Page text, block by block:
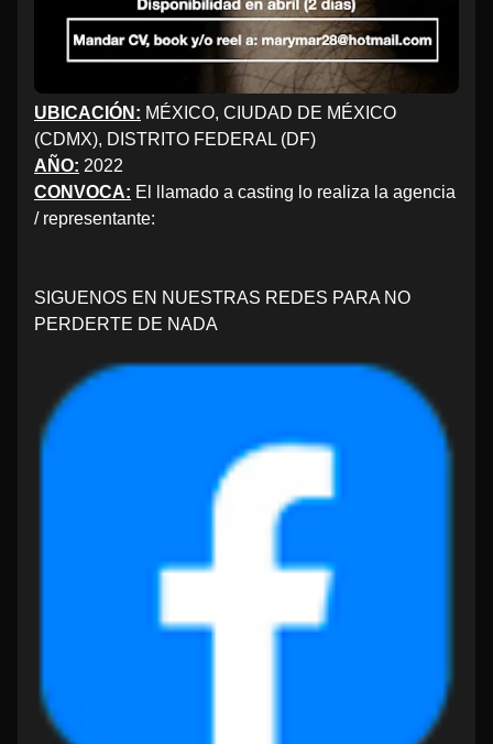
UBICACIÓN: MÉXICO, CIUDAD DE MÉXICO
(CDMX), DISTRITO FEDERAL (DF)
AÑO: 2022
CONVOCA: El llamado a casting lo realiza la agencia
/ representante:
SIGUENOS EN NUESTRAS REDES PARA NO
PERDERTE DE NADA